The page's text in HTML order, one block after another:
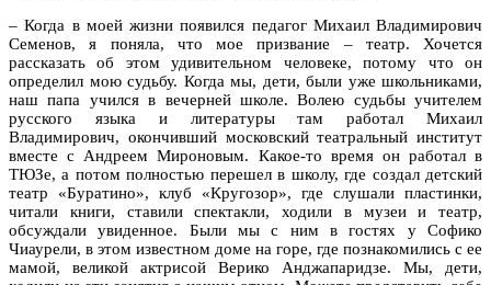
– Когда в моей жизни появился педагог Михаил Владимирович
Семенов, я поняла, что мое призвание – театр. Хочется
рассказать об этом удивительном человеке, потому что он
определил мою судьбу. Когда мы, дети, были уже школьниками,
наш папа учился в вечерней школе. Волею судьбы учителем
русского языка и литературы там работал Михаил
Владимирович, окончивший московский театральный институт
вместе с Андреем Мироновым. Какое-то время он работал в
ТЮЗе, а потом полностью перешел в школу, где создал детский
театр «Буратино», клуб «Кругозор», где слушали пластинки,
читали книги, ставили спектакли, ходили в музеи и театр,
обсуждали увиденное. Были мы с ним в гостях у Софико
Чиаурели, в этом известном доме на горе, где познакомились с ее
мамой, великой актрисой Верико Анджапаридзе. Мы, дети,